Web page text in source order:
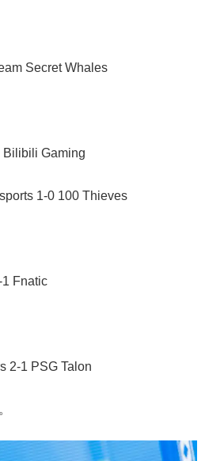
Secret Whales
Bilibili Gaming
1-0 100 Thieves
Fnatic
2-1 PSG Talon